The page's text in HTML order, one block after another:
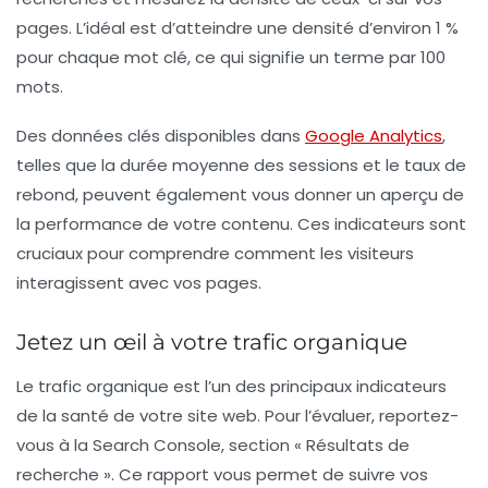
pages. L’idéal est d’atteindre une densité d’environ 1 %
pour chaque mot clé, ce qui signifie un terme par 100
mots.
Des données clés disponibles dans Google Analytics,
telles que la durée moyenne des sessions et le taux de
rebond, peuvent également vous donner un aperçu de
la performance de votre contenu. Ces indicateurs sont
cruciaux pour comprendre comment les visiteurs
interagissent avec vos pages.
Jetez un œil à votre trafic organique
Le trafic organique est l’un des principaux indicateurs
de la santé de votre site web. Pour l’évaluer, reportez-
vous à la Search Console, section « Résultats de
recherche ». Ce rapport vous permet de suivre vos